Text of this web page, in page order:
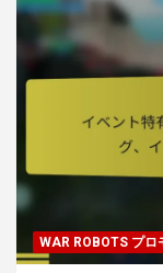
WAR ROBOTS プロ